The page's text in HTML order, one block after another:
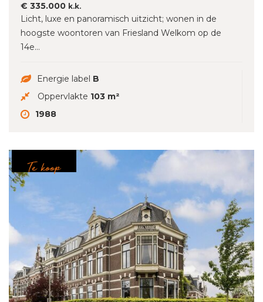
€ 335.000 k.k.
Licht, luxe en panoramisch uitzicht; wonen in de
hoogste woontoren van Friesland Welkom op de
14e...
Energie label B
Oppervlakte 103 m²
1988
Te koop